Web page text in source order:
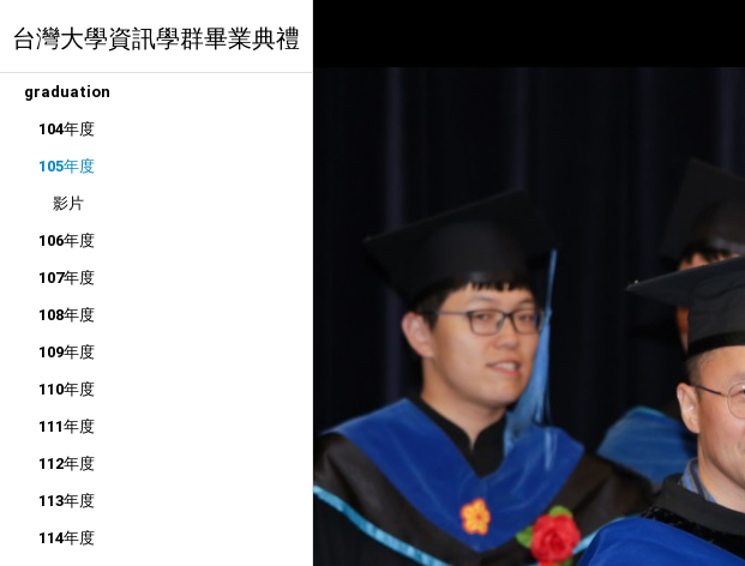
台灣大學資訊學群畢業典禮
graduation
104年度
105年度
影片
106年度
107年度
108年度
109年度
110年度
111年度
112年度
113年度
114年度